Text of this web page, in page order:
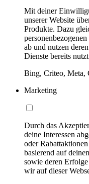
Mit deiner
unserer Website
Produkte. Dazu
ab und nutzen
Dienste bereits
Bing, Criteo, Meta,
Marketing
Durch das
deine Interessen
oder
basierend auf
sowie deren
wir auf dieser